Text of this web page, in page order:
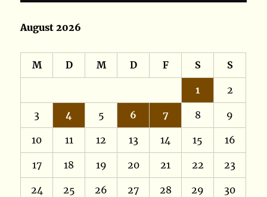
August 2026
M D M D F S S
1 2
3 4 5 6 7 8 9
10 11 12 13 14 15 16
17 18 19 20 21 22 23
24 25 26 27 28 29 30